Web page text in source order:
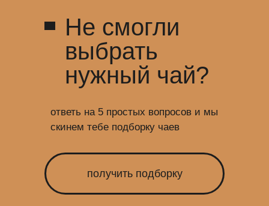
Не смогли
выбрать
нужный чай?
получить подборку
ответь на 5 простых вопросов и мы
скинем тебе подборку чаев